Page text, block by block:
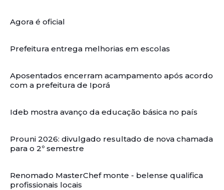
Agora é oficial
Prefeitura entrega melhorias em escolas
Aposentados encerram acampamento após acordo
com a prefeitura de Iporá
Ideb mostra avanço da educação básica no país
Prouni 2026: divulgado resultado de nova chamada
para o 2º semestre
Renomado MasterChef monte - belense qualifica
profissionais locais